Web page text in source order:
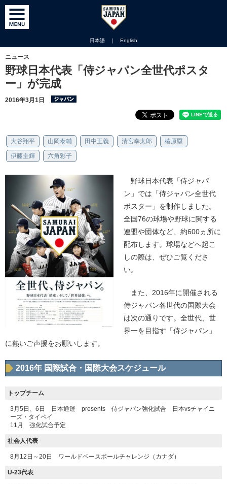
日本語 ｜ English
ニュース
野球日本代表「侍ジャパン全世代ポスタ
ー」が完成
2016年3月1日
大谷翔平 山岡泰輔 田中正義 清宮幸太郎 椿原塁
伊藤圭輝 六角彩子
野球日本代表「侍ジャパ
ン」では「侍ジャパン全世代
ポスター」を制作しました。
全国76の球場や野球に関する
連盟や団体など、約600ヵ所に
配布します。球場などへ起こ
しの際は、ぜひご覧くださ
い。
また、2016年に開催される
侍ジャパン各世代の国際大会
は次の通りです。全世代、世
界一を目指す「侍ジャパン」
に熱いご声援をお願いします。
2016年 国際試合・国際大会スケジュール
トップチーム
3月5日、6日 日本通運 presents 侍ジャパン強化試合 日本vsチャイニ
ーズ・タイペイ
11月 強化試合予定
社会人代表
8月12日～20日 ワールドベースボールチャレンジ（カナダ）
U-23代表